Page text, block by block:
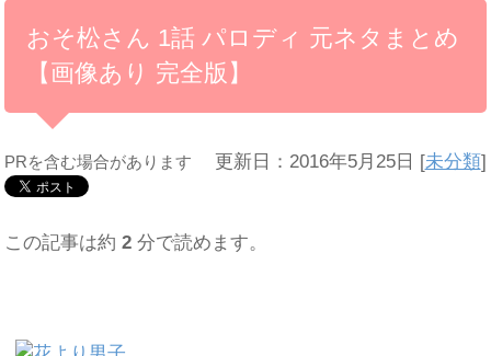
おそ松さん 1話 パロディ 元ネタまとめ
【画像あり 完全版】
PRを含む場合があります 更新日：2016年5月25日 [未分類]
この記事は約2 分で読めます。